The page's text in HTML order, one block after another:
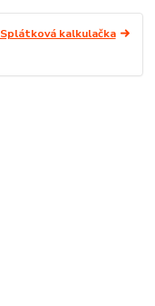
Splátková kalkulačka